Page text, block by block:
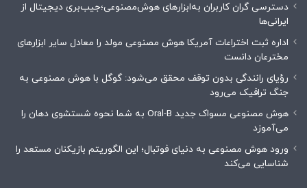
دسترسی گران کاربران به‌ابزارهای هوش‌مصنوعی؛جیب‌بری دیجیتال از
ایرانی‌ها
اداره ثبت اختراعات آمریکا هوش مصنوعی مولد را معادل سایر ابزارهای
مخترعان دانست
رؤیای رانندگی بدون توقف محقق می‌شود: گوگل با هوش مصنوعی به
جنگ ترافیک می‌رود
هوش مصنوعی مسواک جدید Oral-B به شما نحوه شستشوی دهان را
می‌آموزد
ورود هوش مصنوعی به دنیای فوتبال؛ این الگوریتم بازیکنان مستعد را
شناسایی می‌کند